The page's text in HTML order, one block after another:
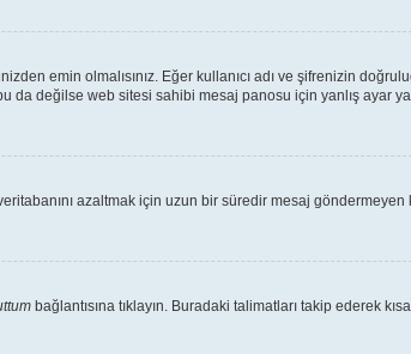
emin olmalısınız. Eğer kullanıcı adı ve şifrenizin
da değilse web sitesi sahibi mesaj panosu için yanlış ayar
azaltmak için uzun bir süredir mesaj göndermeyen
bağlantısına tıklayın. Buradaki talimatları takip ederek